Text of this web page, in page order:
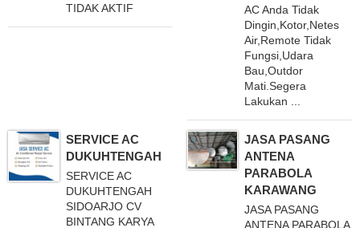
TIDAK AKTIF
AC Anda Tidak
Dingin,Kotor,Netes
Air,Remote Tidak
Fungsi,Udara
Bau,Outdor
Mati.Segera
Lakukan ...
SERVICE AC
DUKUHTENGAH
SERVICE AC
DUKUHTENGAH
SIDOARJO CV
BINTANG KARYA
JASA PASANG
ANTENA
PARABOLA
KARAWANG
JASA PASANG
ANTENA PARABOLA